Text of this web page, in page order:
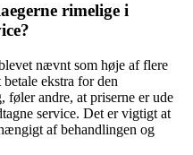
rimelige i
nævnt som høje af flere
ekstra for den
føler andre, at priserne er ude
service. Det er vigtigt at
af behandlingen og